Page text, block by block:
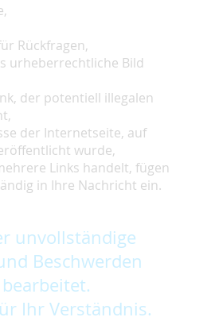
Rückfragen,
urheberrechtliche Bild
der potentiell illegalen
der Internetseite, auf
wurde,
Links handelt, fügen
in Ihre Nachricht ein.
unvollständige
Beschwerden
Ihr Verständnis.